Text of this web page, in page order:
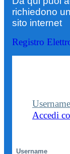
richiedono
sito internet
Registro
Username
Accedi